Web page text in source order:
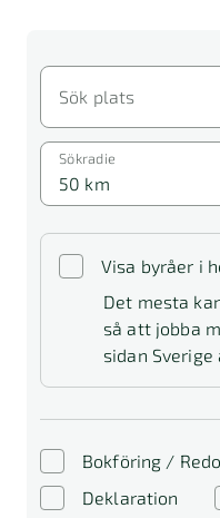
Sök plats
Visa byråer i
Det mesta
så att jobba
sidan Sverige
Sökradie
50 km
Bokföring /
Deklaration